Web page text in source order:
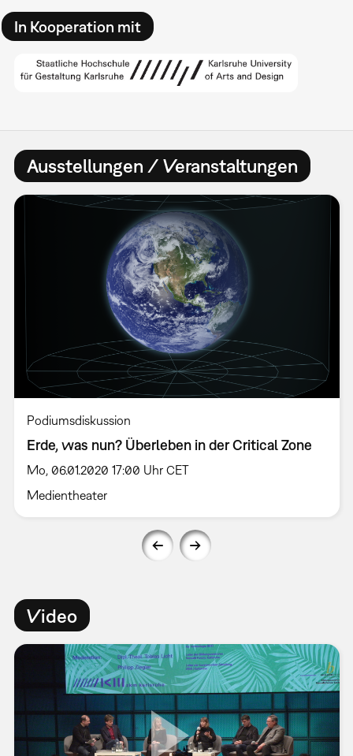
In Kooperation mit
Ausstellungen / Veranstaltungen
Podiumsdiskussion
Erde, was nun? Überleben in der Critical Zone
Mo, 06.01.2020 17:00 Uhr CET
Medientheater
Video